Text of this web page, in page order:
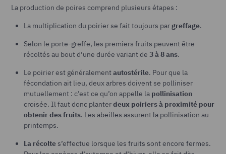
La production de poires comprend plusieurs étapes :
La multiplication du poirier se fait toujours pargreffage.
Selon le porte-greffe, les premiers fruits peuvent être
récoltés au bout d’une durée variant de 3 à 8 ans.
Le poirier est généralementautostérile. Pour que la
fécondation ait lieu, deux arbres doivent se polliniser
mutuellement : c’est ce qu’on appelle la pollinisation
croisée. Il faut donc planterdeux poiriers à proximité pour
obtenir des fruits. Les abeilles assurent la pollinisation au
printemps.
La récoltes’effectue lorsque les fruits sont encore fermes.